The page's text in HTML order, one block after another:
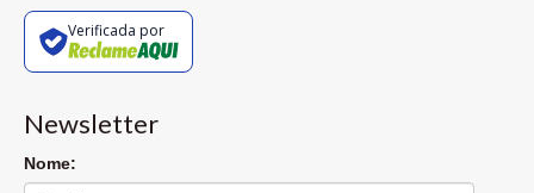
Verificada por
Newsletter
Nome: